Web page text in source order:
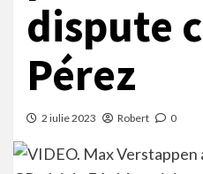
dispute
Pérez
2 iulie 2023 Robert 0